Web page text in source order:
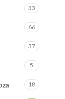
33
66
37
5
18